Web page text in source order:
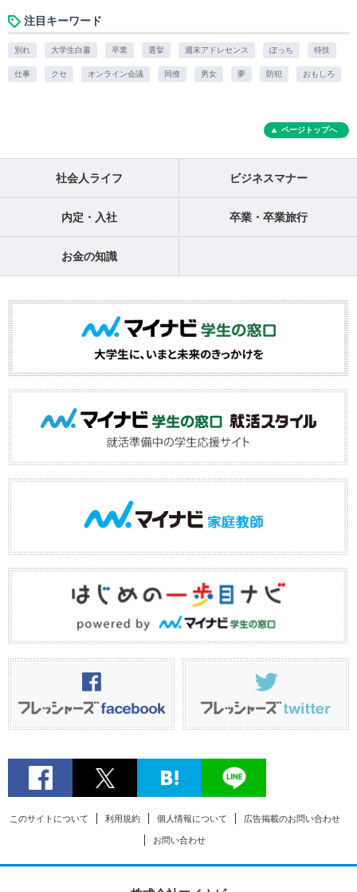
注目キーワード
別れ 大学生白書 卒業 選挙 週末アドレセンス ぼっち 特技
仕事 クセ オンライン会議 同僚 男女 夢 防犯 おもしろ
ページトップへ
社会人ライフ ビジネスマナー
内定・入社 卒業・卒業旅行
お金の知識
このサイトについて 利用規約 個人情報について 広告掲載のお問い合わせ
お問い合わせ